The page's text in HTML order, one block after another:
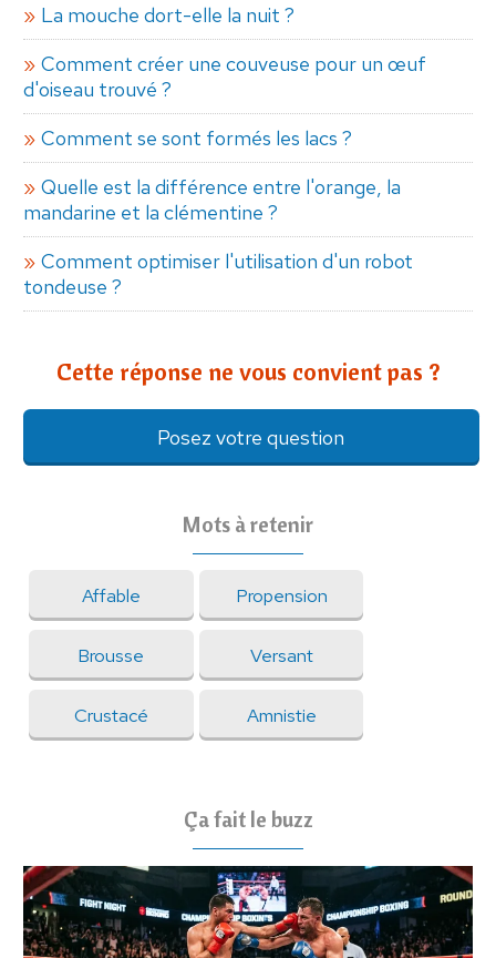
La mouche dort-elle la nuit ?
Comment créer une couveuse pour un œuf
d'oiseau trouvé ?
Comment se sont formés les lacs ?
Quelle est la différence entre l'orange, la
mandarine et la clémentine ?
Comment optimiser l'utilisation d'un robot
tondeuse ?
Cette réponse ne vous convient pas ?
Posez votre question
Mots à retenir
Affable Propension
Brousse Versant
Crustacé Amnistie
Ça fait le buzz